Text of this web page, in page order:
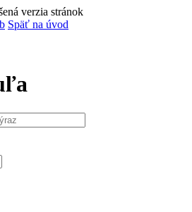
verzia stránok
Späť na úvod